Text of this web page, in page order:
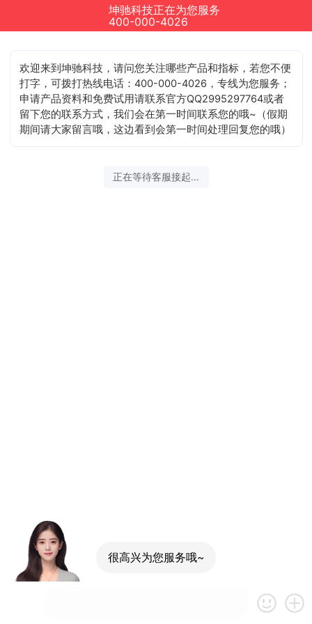
坤驰科技正在为您服务
400-000-4026
欢迎来到坤驰科技，请问您关注哪些产品和指标，若您不便
打字，可拨打热线电话：400-000-4026，专线为您服务；
申请产品资料和免费试用请联系官方QQ2995297764或者
留下您的联系方式，我们会在第一时间联系您的哦~（假期
期间请大家留言哦，这边看到会第一时间处理回复您的哦）
正在等待客服接起...
很高兴为您服务哦~